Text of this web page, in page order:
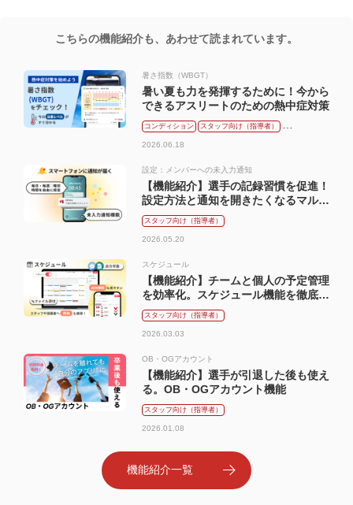
こちらの機能紹介も、あわせて読まれています。
暑さ指数（WBGT）
暑い夏も力を発揮するために！今から
できるアスリートのための熱中症対策
コンディション
スタッフ向け（指導者）
メンバー向け（選手）
2026.06.18
設定：メンバーへの未入力通知
【機能紹介】選手の記録習慣を促進！
設定方法と通知を開きたくなるマル秘
テクニック
スタッフ向け（指導者）
2026.05.20
スケジュール
【機能紹介】チームと個人の予定管理
を効率化。スケジュール機能を徹底解
説
スタッフ向け（指導者）
2026.03.03
OB・OGアカウント
【機能紹介】選手が引退した後も使え
る。OB・OGアカウント機能
スタッフ向け（指導者）
2026.01.08
機能紹介一覧